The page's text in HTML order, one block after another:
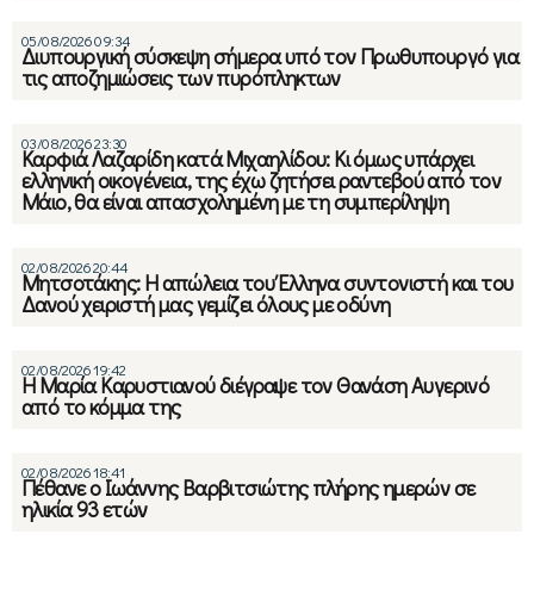
05/08/2026 09:34
Διυπουργική σύσκεψη σήμερα υπό τον Πρωθυπουργό για
τις αποζημιώσεις των πυρόπληκτων
03/08/2026 23:30
Καρφιά Λαζαρίδη κατά Μιχαηλίδου: Κι όμως υπάρχει
ελληνική οικογένεια, της έχω ζητήσει ραντεβού από τον
Μάιο, θα είναι απασχολημένη με τη συμπερίληψη
02/08/2026 20:44
Μητσοτάκης: Η απώλεια του Έλληνα συντονιστή και του
Δανού χειριστή μας γεμίζει όλους με οδύνη
02/08/2026 19:42
Η Μαρία Καρυστιανού διέγραψε τον Θανάση Αυγερινό
από το κόμμα της
02/08/2026 18:41
Πέθανε ο Ιωάννης Βαρβιτσιώτης πλήρης ημερών σε
ηλικία 93 ετών